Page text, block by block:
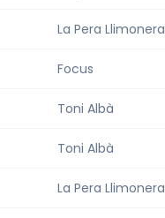
La Pera Llimonera
Focus
Toni Albà
Toni Albà
La Pera Llimonera